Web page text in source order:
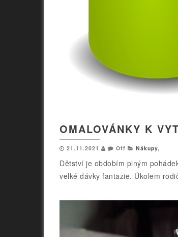
OMALOVÁNKY K
21.11.2021 Off Nákupy,
Dětství je obdobím plným
velké dávky fantazie. Úkolem